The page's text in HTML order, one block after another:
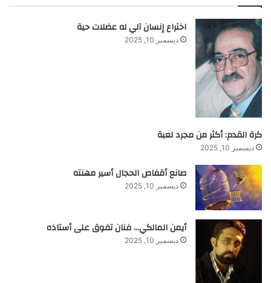
اختراع إنسان آلي له عضلات حية
ديسمبر 10, 2025
كرة القدم: أكثر من مجرد لعبة
ديسمبر 10, 2025
صانع أقفاص الحجال أسير مهنته
ديسمبر 10, 2025
أيمن المالكي… فنان تفوق على أستاذه
ديسمبر 10, 2025